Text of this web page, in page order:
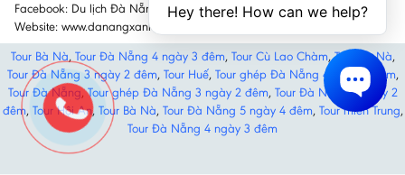
Facebook: Du lịch Đà Nẵng Xanh
Website: www.danangxanh.com
Tour Bà Nà, Tour Đà Nẵng 4 ngày 3 đêm, Tour Cù Lao Chàm,Tour Bà Nà,
Tour Đà Nẵng 3 ngày 2 đêm, Tour Huế, Tour ghép Đà Nẵng 4 ngày 3 đêm,
Tour Đà Nẵng,Tour ghép Đà Nẵng 3 ngày 2 đêm, Tour Đà Nẵng 3 ngày 2
đêm, Tour Hội An, Tour Bà Nà, Tour Đà Nẵng 5 ngày 4 đêm, Tour miền Trung,
Tour Đà Nẵng 4 ngày 3 đêm
Hey there! How can we help?